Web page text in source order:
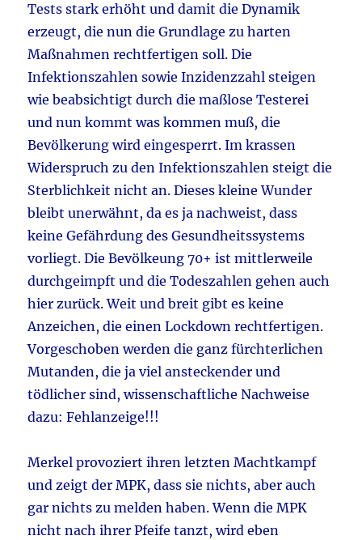
Tests stark erhöht und damit die Dynamik
erzeugt, die nun die Grundlage zu harten
Maßnahmen rechtfertigen soll. Die
Infektionszahlen sowie Inzidenzzahl steigen
wie beabsichtigt durch die maßlose Testerei
und nun kommt was kommen muß, die
Bevölkerung wird eingesperrt. Im krassen
Widerspruch zu den Infektionszahlen steigt die
Sterblichkeit nicht an. Dieses kleine Wunder
bleibt unerwähnt, da es ja nachweist, dass
keine Gefährdung des Gesundheitssystems
vorliegt. Die Bevölkeung 70+ ist mittlerweile
durchgeimpft und die Todeszahlen gehen auch
hier zurück. Weit und breit gibt es keine
Anzeichen, die einen Lockdown rechtfertigen.
Vorgeschoben werden die ganz fürchterlichen
Mutanden, die ja viel ansteckender und
tödlicher sind, wissenschaftliche Nachweise
dazu: Fehlanzeige!!!
Merkel provoziert ihren letzten Machtkampf
und zeigt der MPK, dass sie nichts, aber auch
gar nichts zu melden haben. Wenn die MPK
nicht nach ihrer Pfeife tanzt, wird eben